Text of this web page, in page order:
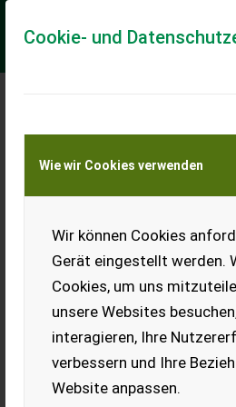
Cookie- und
Wie wir Cookies verwenden
Wir können Cookies
Gerät eingestellt werden.
Cookies, um uns
unsere Websites
interagieren, Ihre
verbessern und Ihre
Website anpassen.
Meine
Transport von Land-
KEINE
Ladeort
Ort